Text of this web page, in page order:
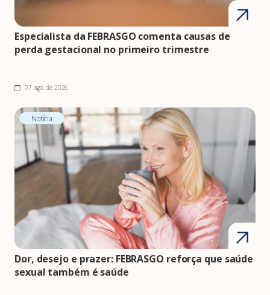
Especialista da FEBRASGO comenta causas de
perda gestacional no primeiro trimestre
07 ago. de 2026
Notícia
Dor, desejo e prazer: FEBRASGO reforça que saúde
sexual também é saúde